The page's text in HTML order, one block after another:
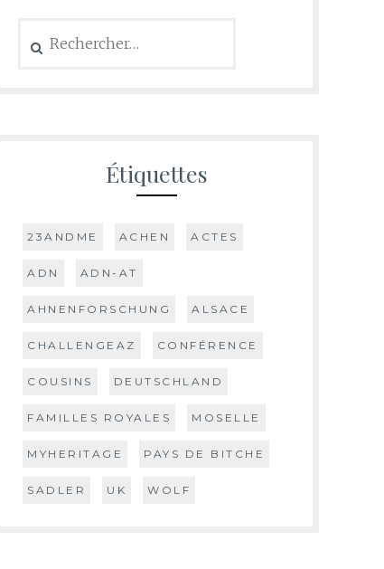
Étiquettes
23ANDME ACHEN ACTES
ADN ADN-AT
AHNENFORSCHUNG ALSACE
CHALLENGEAZ CONFÉRENCE
COUSINS DEUTSCHLAND
FAMILLES ROYALES MOSELLE
MYHERITAGE PAYS DE BITCHE
SADLER UK WOLF